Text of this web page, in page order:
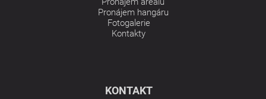
Pronájem hangáru
Fotogalerie
Kontakty
KONTAKT